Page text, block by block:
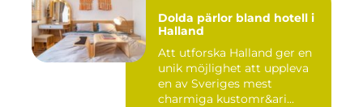
Dolda pärlor bland hotell i
Halland
Att utforska Halland ger en
unik möjlighet att uppleva
en av Sveriges mest
charmiga kustomr&ari...